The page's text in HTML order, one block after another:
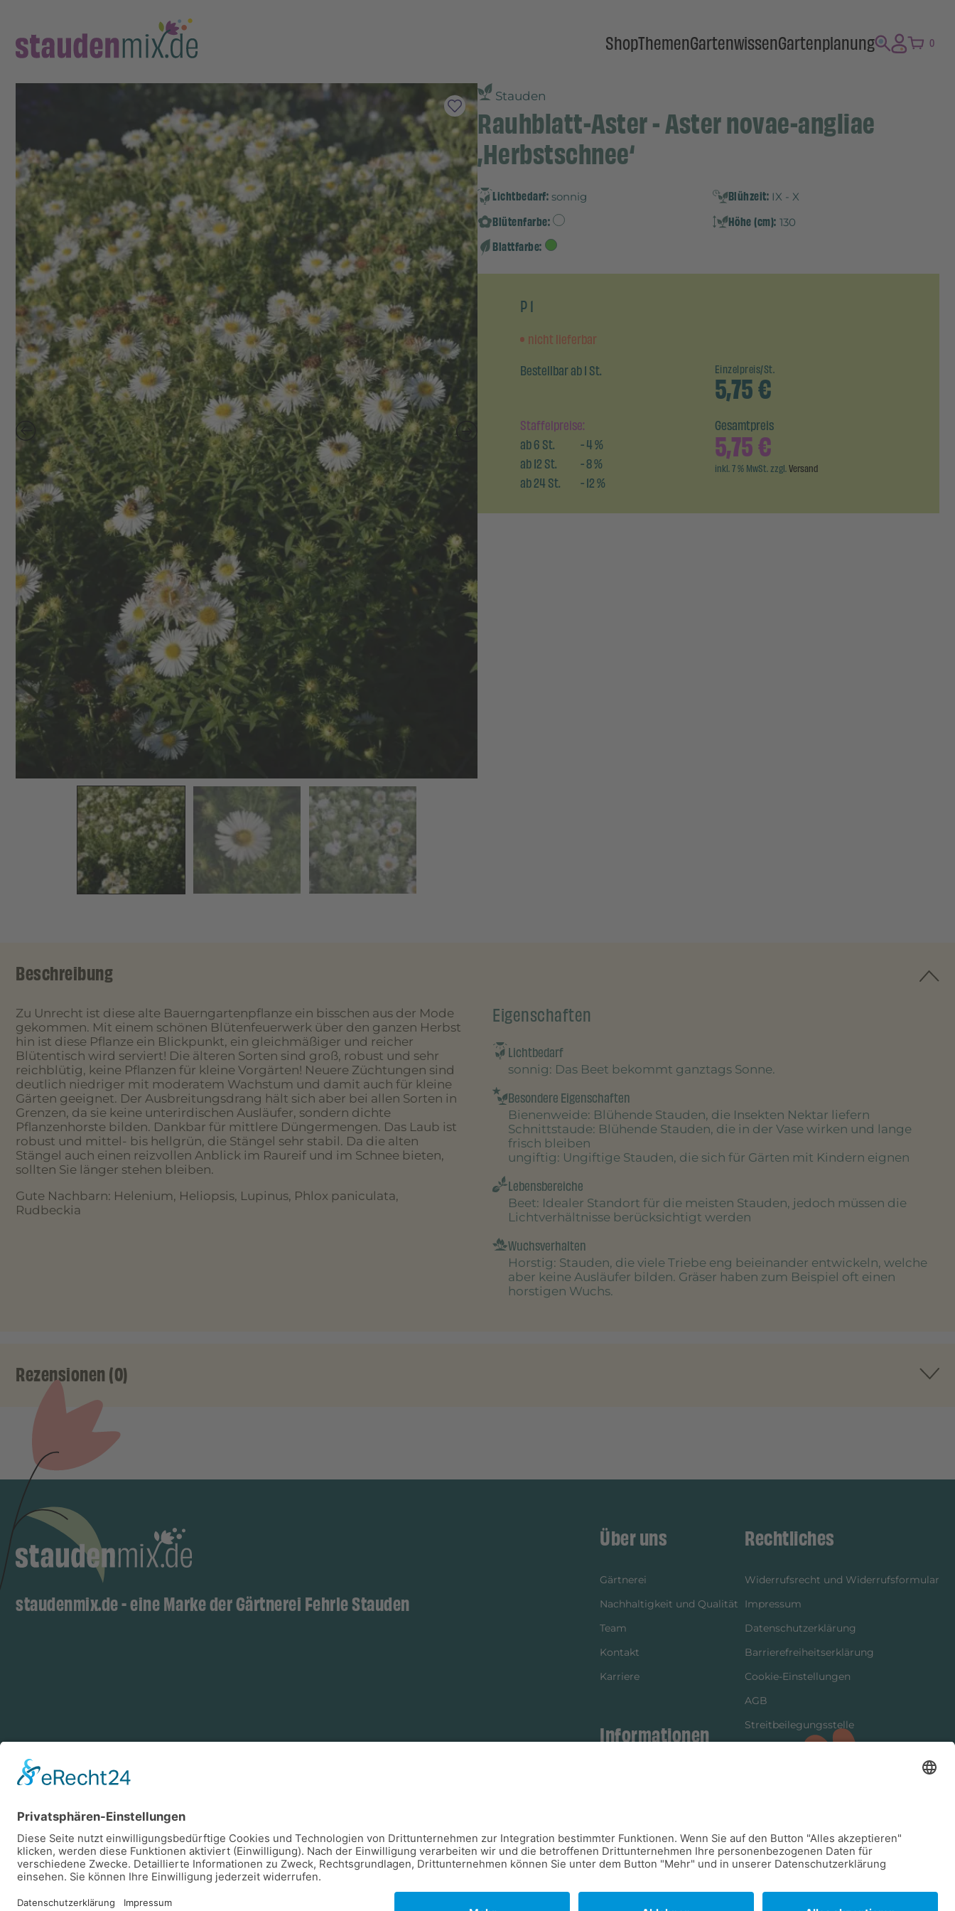
ShopThemenGartenwissenGartenplanung 0
Stauden
Rauhblatt-Aster - Aster novae-angliae
‚Herbstschnee‘
Lichtbedarf: sonnig Blühzeit: IX - X
Blütenfarbe: Höhe (cm): 130
Blattfarbe:
P 1
nicht lieferbar
Bestellbar ab 1 St.
Einzelpreis/St.
5,75€
Staffelpreise:
ab6St. -4%
ab12St. -8%
ab24St. -12%
Gesamtpreis
5,75€
inkl. 7 % MwSt. zzgl.Versand
Beschreibung
Zu Unrecht ist diese alte Bauerngartenpflanze ein bisschen aus der Mode
gekommen. Mit einem schönen Blütenfeuerwerk über den ganzen Herbst
hin ist diese Pflanze ein Blickpunkt, ein gleichmäßiger und reicher
Blütentisch wird serviert! Die älteren Sorten sind groß, robust und sehr
reichblütig, keine Pflanzen für kleine Vorgärten! Neuere Züchtungen sind
deutlich niedriger mit moderatem Wachstum und damit auch für kleine
Gärten geeignet. Der Ausbreitungsdrang hält sich aber bei allen Sorten in
Grenzen, da sie keine unterirdischen Ausläufer, sondern dichte
Pflanzenhorste bilden. Dankbar für mittlere Düngermengen. Das Laub ist
robust und mittel- bis hellgrün, die Stängel sehr stabil. Da die alten
Stängel auch einen reizvollen Anblick im Raureif und im Schnee bieten,
sollten Sie länger stehen bleiben.
Gute Nachbarn: Helenium, Heliopsis, Lupinus, Phlox paniculata,
Rudbeckia
Eigenschaften
Lichtbedarf
sonnig: Das Beet bekommt ganztags Sonne.
Besondere Eigenschaften
Bienenweide: Blühende Stauden, die Insekten Nektar liefern
Schnittstaude: Blühende Stauden, die in der Vase wirken und lange
frisch bleiben
ungiftig: Ungiftige Stauden, die sich für Gärten mit Kindern eignen
Lebensbereiche
Beet: Idealer Standort für die meisten Stauden, jedoch müssen die
Lichtverhältnisse berücksichtigt werden
Wuchsverhalten
Horstig: Stauden, die viele Triebe eng beieinander entwickeln, welche
aber keine Ausläufer bilden. Gräser haben zum Beispiel oft einen
horstigen Wuchs.
Rezensionen (0)
staudenmix.de - eine Marke der Gärtnerei Fehrle Stauden
Zahlungsarten
Vorkasse Rechnung
Über uns
Gärtnerei
Nachhaltigkeit und Qualität
Team
Kontakt
Karriere
Informationen
Versandinformationen
Rechtliches
Widerrufsrecht und Widerrufsformular
Impressum
Datenschutzerklärung
Barrierefreiheitserklärung
Cookie-Einstellungen
AGB
Streitbeilegungsstelle